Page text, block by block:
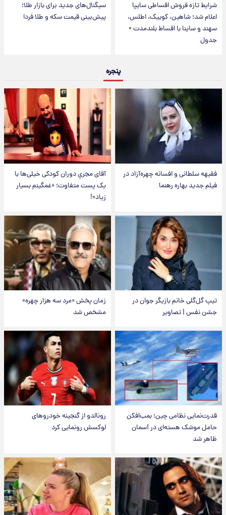
شرایط تازه فروش اقساطی سایپا
اعلام شد؛ شاهین، کوییک، اطلس،
سهند و ساینا با اقساط بلندمدت +
جدول
سیگنال‌های جدید برای بازار طلا؛
پیش‌بینی قیمت سکه و طلا فردا
پنجره
فقیهه سلطانی و افسانه چهره‌آزاد در
فیلم جدید بهاره رهنما
آقای مجریِ دوران کودکی خیلی‌ها با
یک پست متفاوت؛ «غمگینم بسیار
زیاد»!
تیپ گل‌گلی خانم بازیگر جوان در
جشن نفس | تصاویر
زمان پخش «مرد سه هزار چهره»
مشخص شد
قدرت‌نمایی نظامی چین؛ بمب‌افکن
حامل موشک هسته‌ای در آسمان
ظاهر شد
رونالدو از گنجینه خودروهای
لوکسش رونمایی کرد